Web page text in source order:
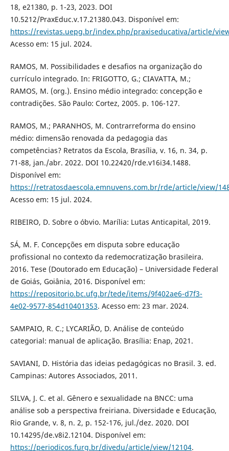
18, e21380, p. 1-23, 2023. DOI
10.5212/PraxEduc.v.17.21380.043. Disponível em:
https://revistas.uepg.br/index.php/praxiseducativa/article/
Acesso em: 15 jul. 2024.
RAMOS, M. Possibilidades e desafios na organização do
currículo integrado. In: FRIGOTTO, G.; CIAVATTA, M.;
RAMOS, M. (org.). Ensino médio integrado: concepção e
contradições. São Paulo: Cortez, 2005. p. 106-127.
RAMOS, M.; PARANHOS, M. Contrarreforma do ensino
médio: dimensão renovada da pedagogia das
competências? Retratos da Escola, Brasília, v. 16, n. 34, p.
71-88, jan./abr. 2022. DOI 10.22420/rde.v16i34.1488.
Disponível em:
https://retratosdaescola.emnuvens.com.br/rde/article/view/
Acesso em: 15 jul. 2024.
RIBEIRO, D. Sobre o óbvio. Marília: Lutas Anticapital, 2019.
SÁ, M. F. Concepções em disputa sobre educação
profissional no contexto da redemocratização brasileira.
2016. Tese (Doutorado em Educação) – Universidade Federal
de Goiás, Goiânia, 2016. Disponível em:
https://repositorio.bc.ufg.br/tede/items/9f402ae6-d7f3-
4e02-9577-854d10401353. Acesso em: 23 mar. 2024.
SAMPAIO, R. C.; LYCARIÃO, D. Análise de conteúdo
categorial: manual de aplicação. Brasília: Enap, 2021.
SAVIANI, D. História das ideias pedagógicas no Brasil. 3. ed.
Campinas: Autores Associados, 2011.
SILVA, J. C. et al. Gênero e sexualidade na BNCC: uma
análise sob a perspectiva freiriana. Diversidade e Educação,
Rio Grande, v. 8, n. 2, p. 152-176, jul./dez. 2020. DOI
10.14295/de.v8i2.12104. Disponível em:
https://periodicos.furg.br/divedu/article/view/12104.